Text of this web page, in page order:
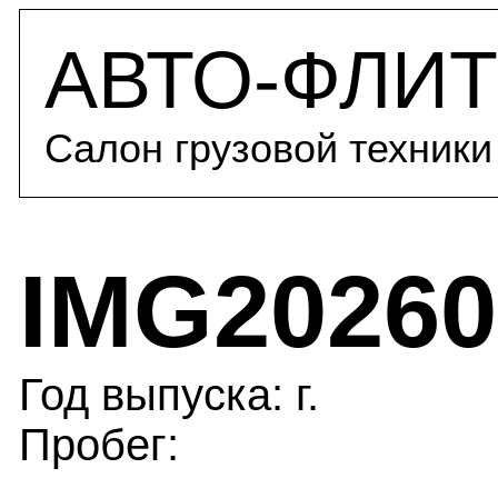
АВТО-ФЛИТ
Салон грузовой техники
Год выпуска: г.
Пробег: